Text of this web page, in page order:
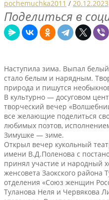
pochemuchka2011 / 20.12.2023
Поделиться в
Наступила зима. Выпал
стало белым и нарядным.
природа и пишутся
В культурно — досуговом
творческий вечер
все желающие поделиться
любимых поэтов,
Зимушке — зиме.
Открыл вечер кукольный
имени В.Д.Поленова с
принял участие и народный
женсовета Заокского района
отделения «Союз женщин
Туланова Неля и Червякова